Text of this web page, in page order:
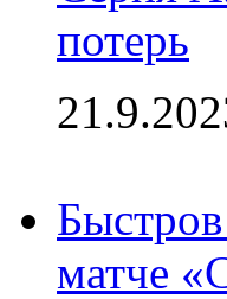
потерь
Быстров
матче